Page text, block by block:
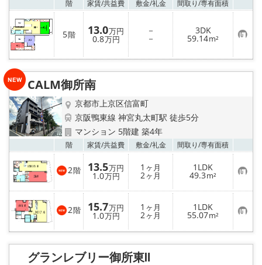
階 家賃/共益費 敷金/礼金 間取り/専有面積
5階 13.0万円
0.8万円
－
－
3DK
59.14m² お
気
に
入
り
CALM御所南
京都市上京区信富町
京阪鴨東線 神宮丸太町駅 徒歩5分
マンション 5階建 築4年
階 家賃/共益費 敷金/礼金 間取り/専有面積
2階 13.5万円
1.0万円
1 ヶ月
2ヶ月
1LDK
49.3m² お
気
に
入
り
登
録
2階 15.7万円
1.0万円
1 ヶ月
2ヶ月
1LDK
55.07m² お
気
に
り
グランレブリー御所東Ⅱ